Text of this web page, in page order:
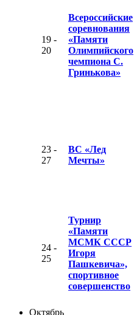
19 -
20
Всероссийские
соревнования
«Памяти
Олимпийского
чемпиона С.
Гринькова»
23 -
27
ВС «Лед
Мечты»
24 -
25
Турнир
«Памяти
МСМК СССР
Игоря
Пашкевича»,
спортивное
совершенство
Октябрь